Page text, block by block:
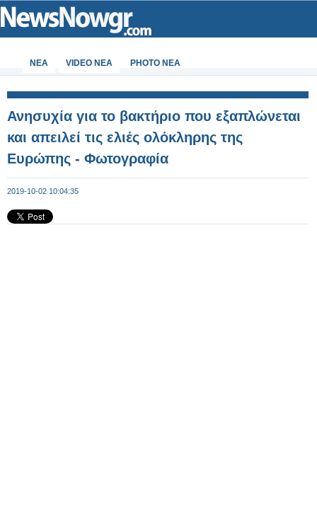
ΝΕΑ VIDEO NEA PHOTO NEA
Ανησυχία για το βακτήριο που εξαπλώνεται
και απειλεί τις ελιές ολόκληρης της
Ευρώπης - Φωτογραφία
2019-10-02 10:04:35